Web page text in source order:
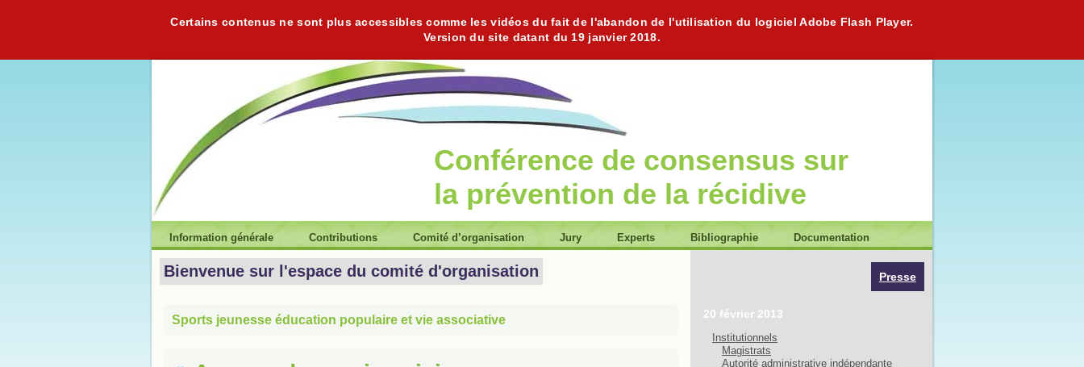
Certains contenus ne sont plus accessibles comme les vidéos du fait de l'abandon de l'utilisation du logiciel Adobe Flash Player.
Version du site datant du 19 janvier 2018.
Conférence de consensus sur
la prévention de la récidive
Information générale Contributions Comité d’organisation Jury Experts Bibliographie Documentation
Bienvenue sur l'espace du comité d'organisation
Sports jeunesse éducation populaire et vie associative
Presse
20 février 2013
Institutionnels
Magistrats
Autorité administrative indépendante